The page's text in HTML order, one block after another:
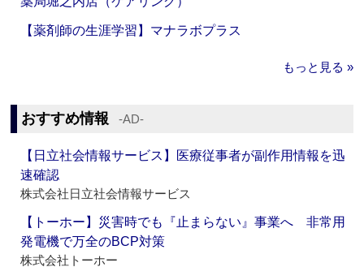
【薬剤師の生涯学習】マナラボプラス
もっと見る »
おすすめ情報 ‐AD‐
【日立社会情報サービス】医療従事者が副作用情報を迅
速確認
株式会社日立社会情報サービス
【トーホー】災害時でも『止まらない』事業へ 非常用
発電機で万全のBCP対策
株式会社トーホー